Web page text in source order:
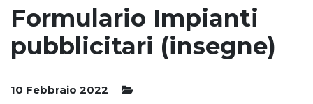
Formulario Impianti
pubblicitari (insegne)
10 Febbraio 2022